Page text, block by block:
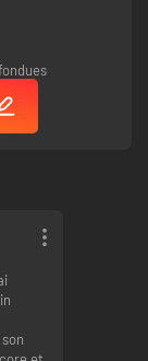
Tour, un mode
votre propre
des
et vous